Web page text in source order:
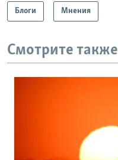
Блоги Мнения
Смотрите также